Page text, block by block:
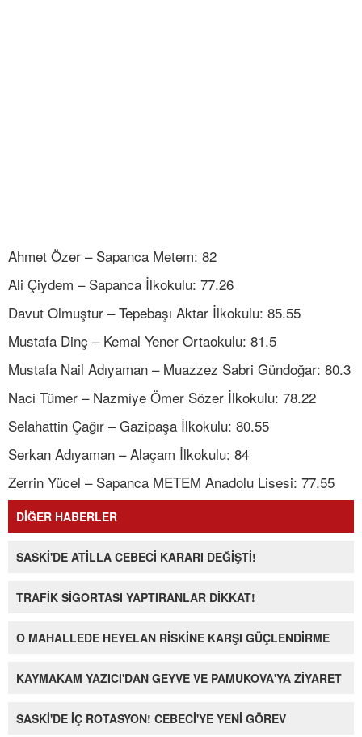
Ahmet Özer – Sapanca Metem: 82
Ali Çiydem – Sapanca İlkokulu: 77.26
Davut Olmuştur – Tepebaşı Aktar İlkokulu: 85.55
Mustafa Dinç – Kemal Yener Ortaokulu: 81.5
Mustafa Nail Adıyaman – Muazzez Sabri Gündoğar: 80.3
Naci Tümer – Nazmiye Ömer Sözer İlkokulu: 78.22
Selahattin Çağır – Gazipaşa İlkokulu: 80.55
Serkan Adıyaman – Alaçam İlkokulu: 84
Zerrin Yücel – Sapanca METEM Anadolu Lisesi: 77.55
DİĞER HABERLER
SASKİ'DE ATİLLA CEBECİ KARARI DEĞİŞTİ!
TRAFİK SİGORTASI YAPTIRANLAR DİKKAT!
O MAHALLEDE HEYELAN RİSKİNE KARŞI GÜÇLENDİRME
KAYMAKAM YAZICI'DAN GEYVE VE PAMUKOVA'YA ZİYARET
SASKİ'DE İÇ ROTASYON! CEBECİ'YE YENİ GÖREV